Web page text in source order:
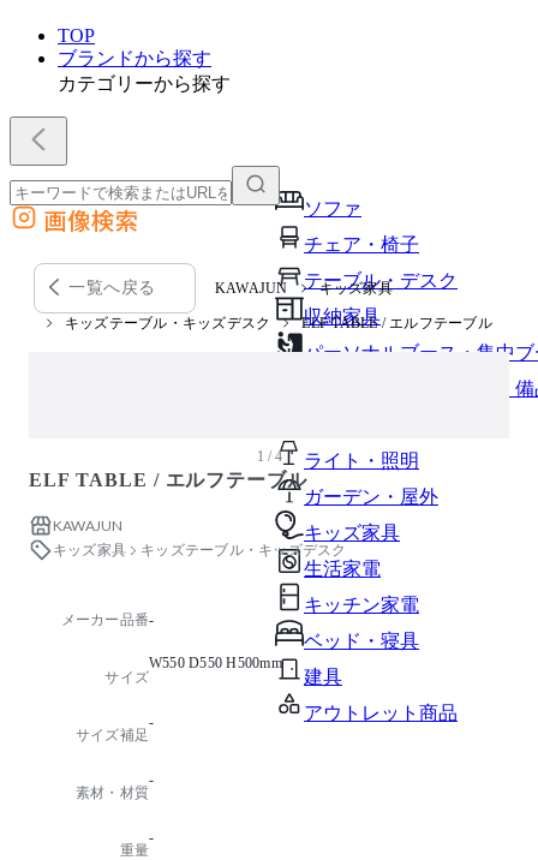
TOP
ブランドから探す
カテゴリーから探す
ソファ
チェア・椅子
テーブル・デスク
収納家具
パーソナルブース・集中
オフィスアクセサリー・
ライト・照明
ガーデン・屋外
キッズ家具
生活家電
キッチン家電
ベッド・寝具
建具
アウトレット商品
外部サイトの商品をカートに追加
他のサイトで見つけた商品ページのURLを貼り付けて、カートに追加できます
画像検索
一覧へ戻る KAWAJUN キッズ家具
キッズテーブル・キッズデスク ELF TABLE / エルフテーブル
1 / 4
ELF TABLE / エルフテーブル
KAWAJUN
キッズ家具
キッズテーブル・キッズデスク
メーカー品番-
サイズ
W550 D550 H500mm
サイズ補足
-
素材・材質
-
重量
-